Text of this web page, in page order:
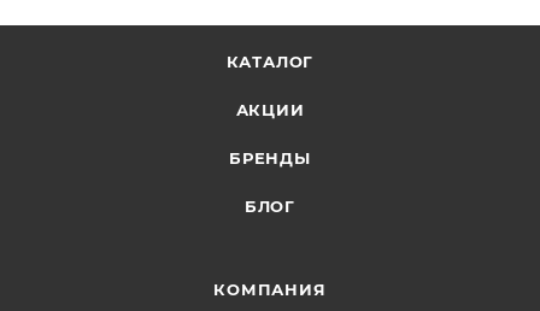
КАТАЛОГ
АКЦИИ
БРЕНДЫ
БЛОГ
КОМПАНИЯ